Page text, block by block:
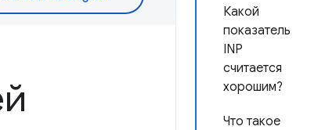
Какой
показатель
INP
считается
хорошим?
Что такое